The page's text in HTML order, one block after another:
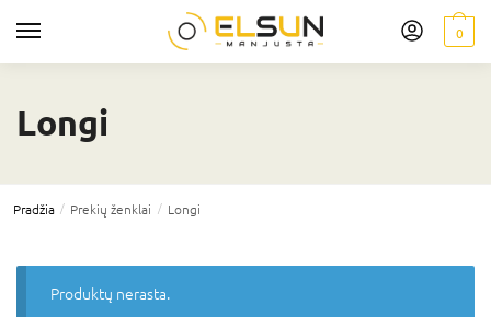
0
Longi
Pradžia / Prekių ženklai / Longi
Produktų nerasta.